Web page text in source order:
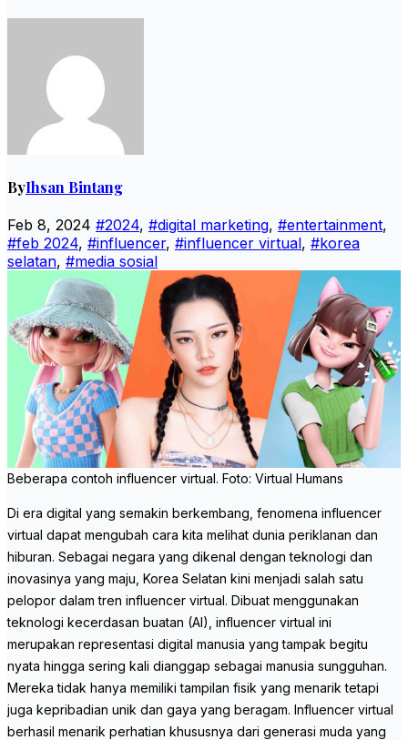
ByIhsan Bintang
Feb 8, 2024 #2024, #digital marketing, #entertainment,
#feb 2024, #influencer, #influencer virtual, #korea
selatan, #media sosial
Beberapa contoh influencer virtual. Foto: Virtual Humans
Di era digital yang semakin berkembang, fenomena influencer
virtual dapat mengubah cara kita melihat dunia periklanan dan
hiburan. Sebagai negara yang dikenal dengan teknologi dan
inovasinya yang maju, Korea Selatan kini menjadi salah satu
pelopor dalam tren influencer virtual. Dibuat menggunakan
teknologi kecerdasan buatan (AI), influencer virtual ini
merupakan representasi digital manusia yang tampak begitu
nyata hingga sering kali dianggap sebagai manusia sungguhan.
Mereka tidak hanya memiliki tampilan fisik yang menarik tetapi
juga kepribadian unik dan gaya yang beragam. Influencer virtual
berhasil menarik perhatian khususnya dari generasi muda yang